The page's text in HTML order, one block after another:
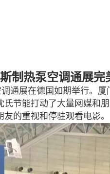
制热泵空调通展完
通展在德国如期举行。
节能打动了大量网媒和
的重视和停驻观看电影。